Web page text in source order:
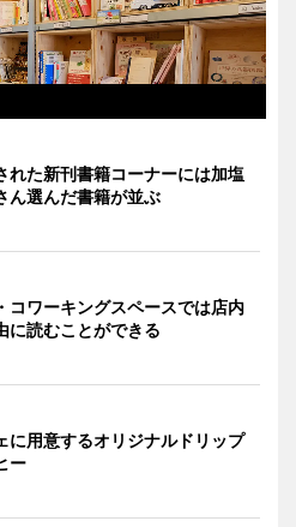
れた新刊書籍コーナーには加塩
ん選んだ書籍が並ぶ
コワーキングスペースでは店内
に読むことができる
に用意するオリジナルドリップ
ー